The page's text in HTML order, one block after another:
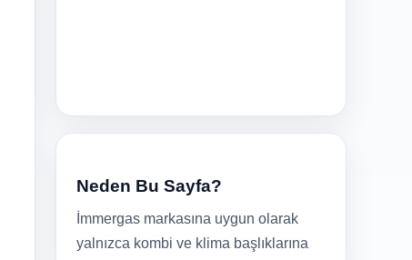
Neden Bu Sayfa?
İmmergas markasına uygun olarak
yalnızca kombi ve klima başlıklarına